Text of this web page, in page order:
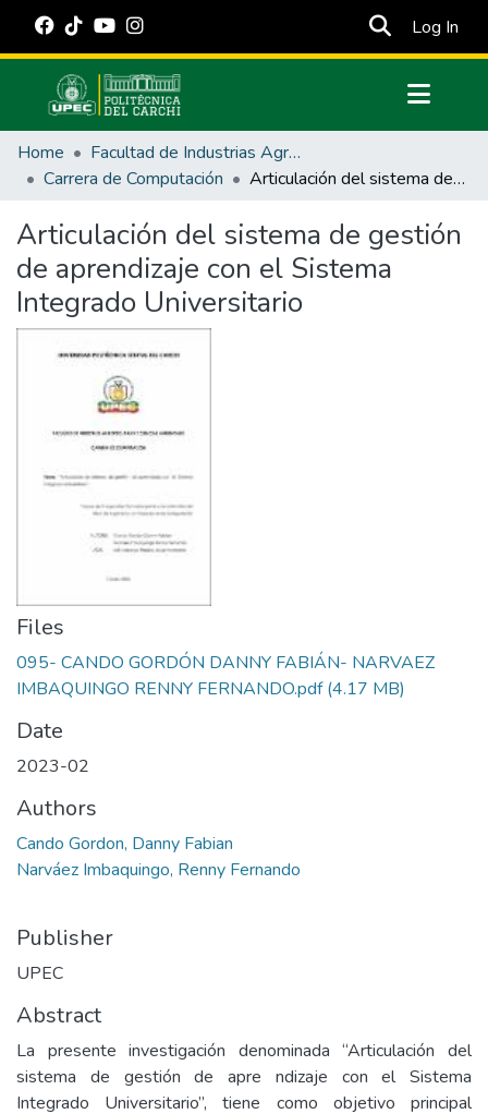
Log In
Communities & Collections
All of DSpace
Estadísticas Externas
Manuales
Home
Facultad de Industrias Agropecuarias y Ciencias Ambientales
Carrera de Computación
Articulación del sistema de gestión de aprendizaje con el Sistema Integrado Universitario
Articulación del sistema de gestión
de aprendizaje con el Sistema
Integrado Universitario
Files
095- CANDO GORDÓN DANNY FABIÁN- NARVAEZ
IMBAQUINGO RENNY FERNANDO.pdf(4.17 MB)
Date
2023-02
Authors
Cando Gordon, Danny Fabian
Narváez Imbaquingo, Renny Fernando
Publisher
UPEC
Abstract
La presente investigación denominada “Articulación del
sistema de gestión de apre ndizaje con el Sistema
Integrado Universitario”, tiene como objetivo principal